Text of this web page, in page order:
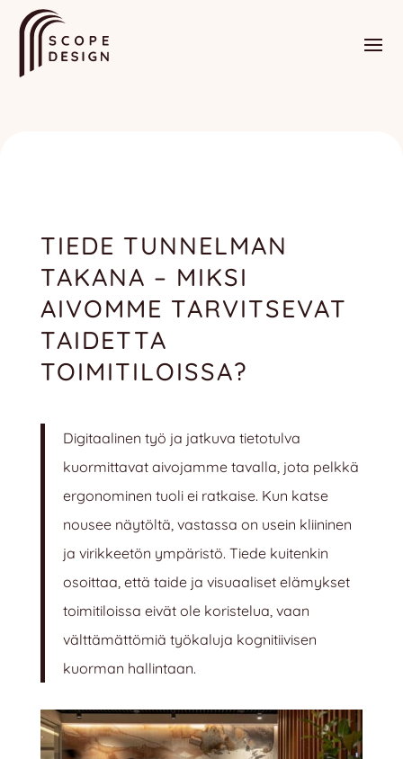
TIEDE TUNNELMAN
TAKANA – MIKSI
AIVOMME TARVITSEVAT
TAIDETTA
TOIMITILOISSA?
Digitaalinen työ ja jatkuva tietotulva
kuormittavat aivojamme tavalla, jota pelkkä
ergonominen tuoli ei ratkaise. Kun katse
nousee näytöltä, vastassa on usein kliininen
ja virikkeetön ympäristö. Tiede kuitenkin
osoittaa, että taide ja visuaaliset elämykset
toimitiloissa eivät ole koristelua, vaan
välttämättömiä työkaluja kognitiivisen
kuorman hallintaan.